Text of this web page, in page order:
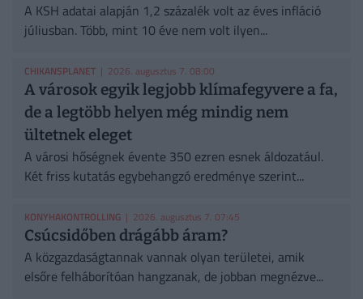
A KSH adatai alapján 1,2 százalék volt az éves infláció
júliusban. Több, mint 10 éve nem volt ilyen...
CHIKANSPLANET | 2026. augusztus 7. 08:00
A városok egyik legjobb klímafegyvere a fa,
de a legtöbb helyen még mindig nem
ültetnek eleget
A városi hőségnek évente 350 ezren esnek áldozatául.
Két friss kutatás egybehangzó eredménye szerint...
KONYHAKONTROLLING | 2026. augusztus 7. 07:45
Csúcsidőben drágább áram?
A közgazdaságtannak vannak olyan területei, amik
elsőre felháborítóan hangzanak, de jobban megnézve...